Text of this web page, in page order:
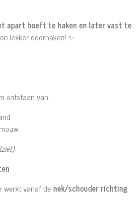
apart hoeft te haken en later vast te
lekker doorhaken! ✨
ontstaan van:
werkt vanaf de nek/schouder richting